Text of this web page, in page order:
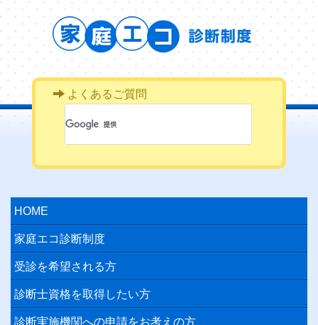
よくあるご質問
HOME
家庭エコ診断制度
受診を希望される方
診断士資格を取得したい方
診断実施機関への申請をお考えの方